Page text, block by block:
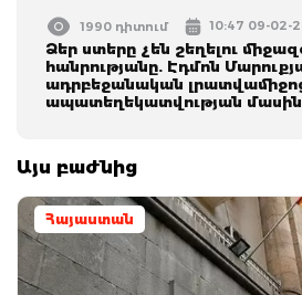
1990 դիտում 10:47 09-02-
Ձեր ստերը չեն շեղելու
հանրությանը. Էդմոն
ադրբեջանական
ապատեղեկատվության մասին
Այս բաժնից
Հայաստան